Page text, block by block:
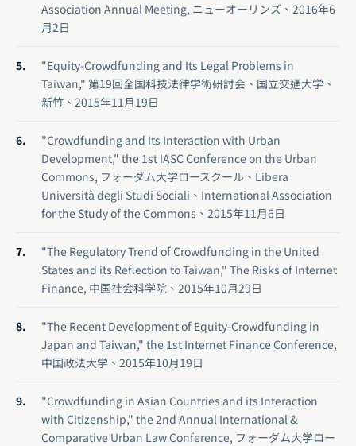
Association Annual Meeting, ニューオーリンズ、2016年6
月2日
"Equity-Crowdfunding and Its Legal Problems in
Taiwan," 第19回全国科技法律学術研討会、国立交通大学、
新竹、2015年11月19日
"Crowdfunding and Its Interaction with Urban
Development," the 1st IASC Conference on the Urban
Commons, フォーダム大学ロースクール、Libera
Università degli Studi Sociali、International Association
for the Study of the Commons、2015年11月6日
"The Regulatory Trend of Crowdfunding in the United
States and its Reflection to Taiwan," The Risks of Internet
Finance, 中国社会科学院、2015年10月29日
"The Recent Development of Equity-Crowdfunding in
Japan and Taiwan," the 1st Internet Finance Conference,
中国政法大学、2015年10月19日
"Crowdfunding in Asian Countries and its Interaction
with Citizenship," the 2nd Annual International &
Comparative Urban Law Conference, フォーダム大学ロー